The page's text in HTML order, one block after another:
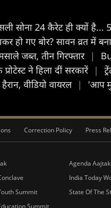
सोना 24 कैरेट ही क्यों है...
गए बोर? सावन व्रत में
जब्त, तीन गिरफ्तार |
ने हिला दीं सरकारें |
वीडियो वायरल |
'आप
Correction Policy Press
Agenda Aajtak
India Today
Summit
State Of The
Summit